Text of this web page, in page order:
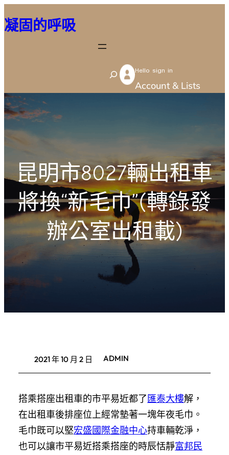
至
容
凝固的呼吸
S
e
Hello sign in
Account & Lists
昆明市8027輛出租車
將換“新毛巾”(轉錄發
辦公室出租載)
2021 年 10 月 2 日 ADMIN
搭乘搭座出租車的市平易近都了 匯泰大樓解，
在出租車後排座位上經常墊著一塊年夜毛巾。
毛巾既可以堅宏盛國際金融中心持車輛乾淨，
也可以讓市平易近搭乘搭座的時辰恬靜富邦民